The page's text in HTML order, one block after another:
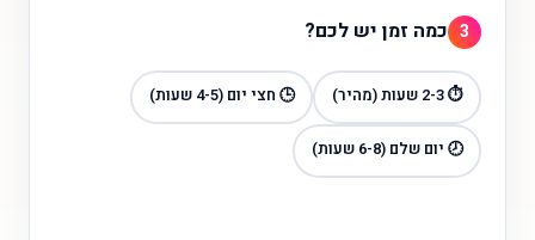
3 כמה זמן יש לכם?
⏱️ 2-3 שעות (מהיר) 🕒 חצי יום (4-5 שעות)
🕗 יום שלם (6-8 שעות)